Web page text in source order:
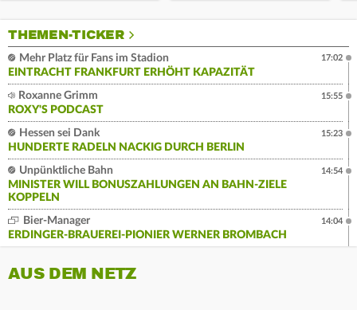
THEMEN-TICKER
Mehr Platz für Fans im Stadion
EINTRACHT FRANKFURT ERHÖHT KAPAZITÄT
17:02
Roxanne Grimm
ROXY'S PODCAST
15:55
Hessen sei Dank
HUNDERTE RADELN NACKIG DURCH BERLIN
15:23
Unpünktliche Bahn
MINISTER WILL BONUSZAHLUNGEN AN BAHN-ZIELE
KOPPELN
14:54
Bier-Manager
ERDINGER-BRAUEREI-PIONIER WERNER BROMBACH
14:04
AUS DEM NETZ